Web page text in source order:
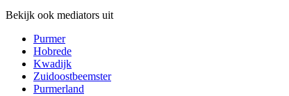
Bekijk ook mediators uit
Purmer
Hobrede
Kwadijk
Zuidoostbeemster
Purmerland